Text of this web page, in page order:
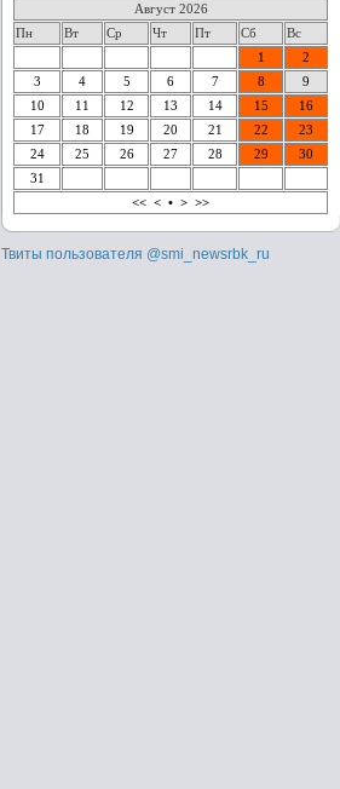
Август 2026
Пн
Вт Ср Чт Пт Сб
Вс
1
2
3
4 5 6 7 8
9
10
11 12 13 14 15
16
17
18 19 20 21 22
23
24
25 26 27 28 29
30
31
<< < • > >>
Твиты пользователя @smi_newsrbk_ru